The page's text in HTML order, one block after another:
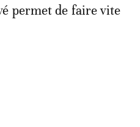
permet de faire vite